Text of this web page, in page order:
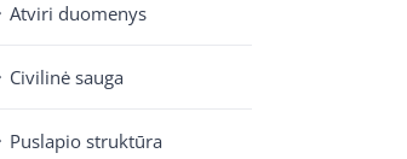
Atviri duomenys
Civilinė sauga
Puslapio struktūra